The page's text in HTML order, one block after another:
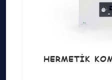
HERMETIK